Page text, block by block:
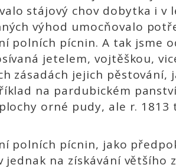
stájový chov dobytka i v
výhod umocňovalo
polních pícnin. A tak jsme
jetelem, vojtěškou,
zásadách jejich
na pardubickém
orné pudy, ale r. 1813
polních pícnin, jako
jednak na získávání